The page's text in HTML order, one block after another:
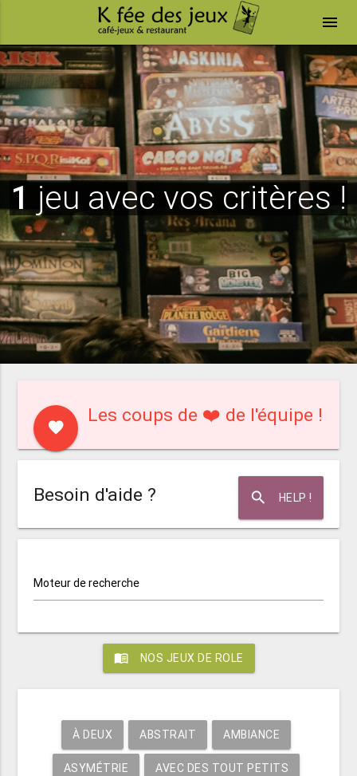
menu
1 jeu avec vos critères !
favorite
Les coups de ❤️ de l'équipe !
search HELP !
Besoin d'aide ?
Moteur de recherche
menu_book NOS JEUX DE ROLE
À DEUX ABSTRAIT AMBIANCE
ASYMÉTRIE AVEC DES TOUT PETITS